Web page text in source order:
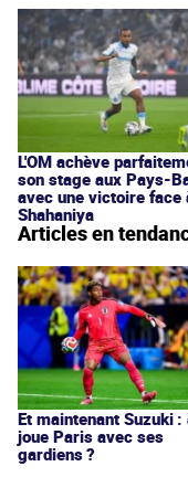
L'OM achève
son stage aux Pays-
avec une victoire face
Shahaniya
Articles en
Et maintenant Suzuki :
joue Paris avec ses
gardiens ?